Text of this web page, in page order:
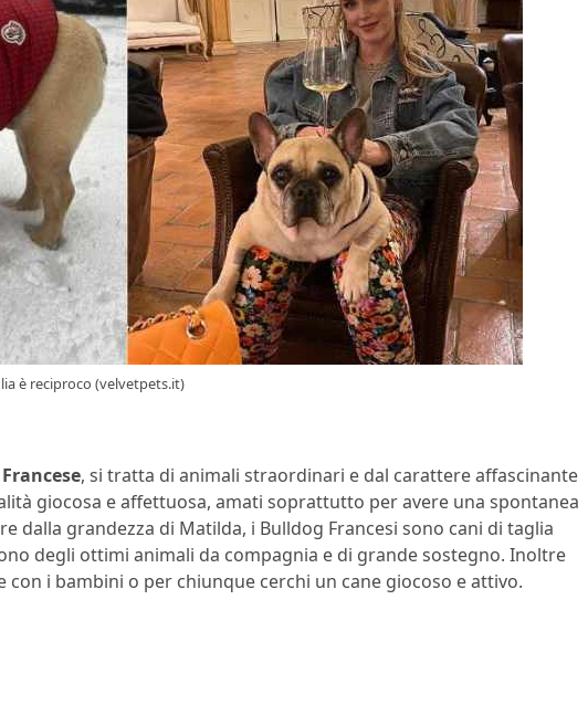
è reciproco (velvetpets.it)
, si tratta di animali straordinari e dal carattere affascinante
giocosa e affettuosa, amati soprattutto per avere una spontanea
dalla grandezza di Matilda, i Bulldog Francesi sono cani di taglia
degli ottimi animali da compagnia e di grande sostegno. Inoltre
i bambini o per chiunque cerchi un cane giocoso e attivo.